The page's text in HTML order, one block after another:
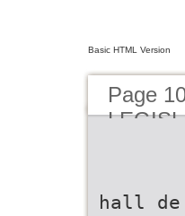
Basic HTML Version
Page
hall de